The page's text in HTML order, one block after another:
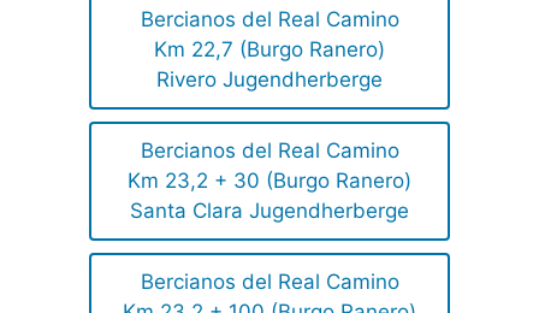
Bercianos del Real Camino
Km 22,7 (Burgo Ranero)
Rivero Jugendherberge
Bercianos del Real Camino
Km 23,2 + 30 (Burgo Ranero)
Santa Clara Jugendherberge
Bercianos del Real Camino